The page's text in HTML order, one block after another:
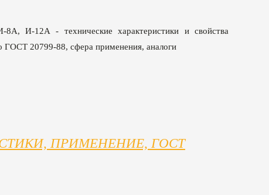
И-12А - технические характеристики и свойства
ГОСТ 20799-88, сфера применения, аналоги
ПРИМЕНЕНИЕ, ГОСТ